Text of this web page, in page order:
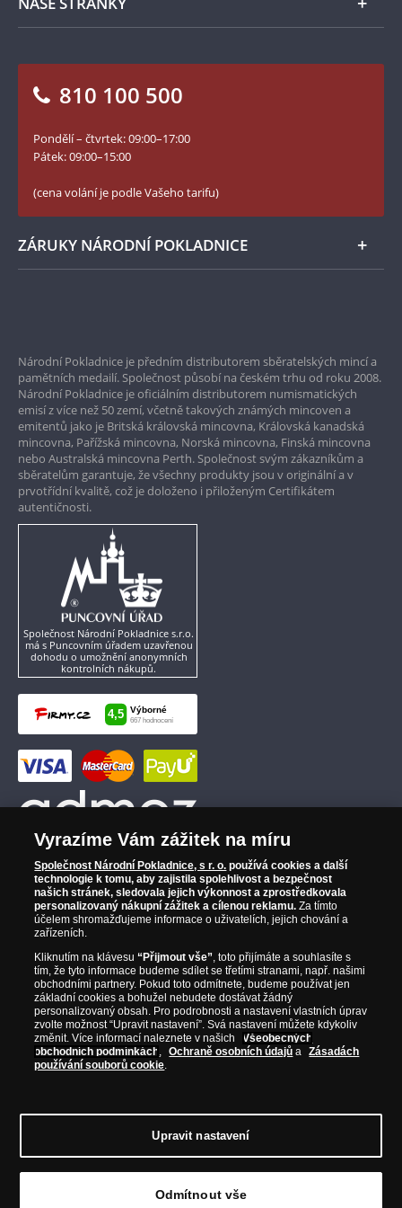
Medailéři
Numismatické novinky
Blog Pokladnice mincí
Facebook Národní Pokladnice
Twitter Národní Pokladnice
LinkedIn Národní Pokladnice
Instagram Národní Pokladnice
810 100 500
Pondělí – čtvrtek: 09:00–17:00
Pátek: 09:00–15:00
(cena volání je podle Vašeho tarifu)
ZÁRUKY NÁRODNÍ POKLADNICE
Garance nejvyšší kvality
Pouze originální produkty
Národní Pokladnice je předním distributorem sběratelských mincí a
pamětních medailí. Společnost působí na českém trhu od roku 2008.
Národní Pokladnice je oficiálním distributorem numismatických
emisí z více než 50 zemí, včetně takových známých mincoven a
emitentů jako je Britská královská mincovna, Královská kanadská
mincovna, Pařížská mincovna, Norská mincovna, Finská mincovna
nebo Australská mincovna Perth. Společnost svým zákazníkům a
sběratelům garantuje, že všechny produkty jsou v originální a v
prvotřídní kvalitě, což je doloženo i přiloženým Certifikátem
autentičnosti.
Společnost Národní Pokladnice s.r.o.
má s Puncovním úřadem uzavřenou
dohodu o umožnění anonymních
kontrolních nákupů.
Tel.: 810 100 500E-mail: info@narodnipokladnice.cz, www.narodnipokladnice.cz;
soudem v Praze, oddíl C, vložka 146644
Upravit nastavení souborů cookie můžetekliknutím na tento
odkaz.
Vyrazíme Vám zážitek na míru
Společnost Národní Pokladnice, s r. o. používá cookies a další
technologie k tomu, aby zajistila spolehlivost a bezpečnost
našich stránek, sledovala jejich výkonnost a zprostředkovala
personalizovaný nákupní zážitek a cílenou reklamu. Za tímto
účelem shromažďujeme informace o uživatelích, jejich chování a
zařízeních.
Kliknutím na klávesu“Přijmout vše”, toto přijímáte a souhlasíte s
tím, že tyto informace budeme sdílet se třetími stranami, např. našimi
obchodními partnery. Pokud toto odmítnete, budeme používat jen
základní cookies a bohužel nebudete dostávat žádný
personalizovaný obsah. Pro podrobnosti a nastavení vlastních úprav
zvolte možnost “Upravit nastavení”. Svá nastavení můžete kdykoliv
změnit. Více informací naleznete v našich
Všeobecných
obchodních podmínkách , Ochraně osobních údajů a
Zásadách
používání souborů cookie.
Upravit nastavení
Odmítnout vše